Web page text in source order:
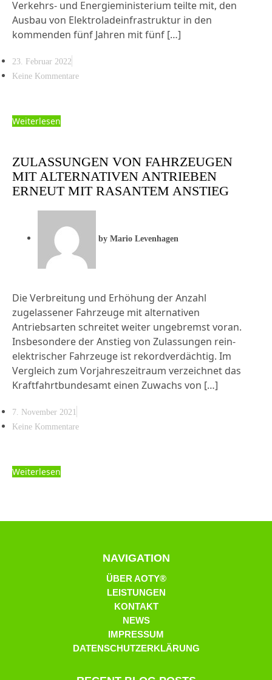
Verkehrs- und Energieministerium teilte mit, den
Ausbau von Elektroladeinfrastruktur in den
kommenden fünf Jahren mit fünf […]
23. Februar 2022
Keine Kommentare
Weiterlesen
ZULASSUNGEN VON FAHRZEUGEN
MIT ALTERNATIVEN ANTRIEBEN
ERNEUT MIT RASANTEM ANSTIEG
by Mario Levenhagen
Die Verbreitung und Erhöhung der Anzahl
zugelassener Fahrzeuge mit alternativen
Antriebsarten schreitet weiter ungebremst voran.
Insbesondere der Anstieg von Zulassungen rein-
elektrischer Fahrzeuge ist rekordverdächtig. Im
Vergleich zum Vorjahreszeitraum verzeichnet das
Kraftfahrtbundesamt einen Zuwachs von […]
7. November 2021
Keine Kommentare
Weiterlesen
NAVIGATION
ÜBER AOTY®
LEISTUNGEN
KONTAKT
NEWS
IMPRESSUM
DATENSCHUTZERKLÄRUNG